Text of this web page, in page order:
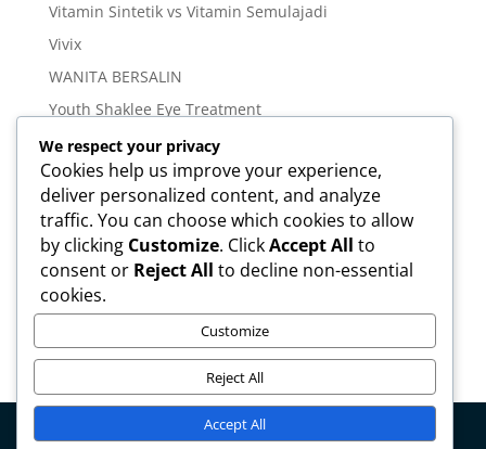
Vitamin Sintetik vs Vitamin Semulajadi
Vivix
WANITA BERSALIN
Youth Shaklee Eye Treatment
YOUTH SKIN CARE SERIES
Meta
Log in
Entries feed
Comments feed
We respect your privacy
Cookies help us improve your experience,
deliver personalized content, and analyze
traffic. You can choose which cookies to allow
by clicking Customize. ClickAccept All to
consent or Reject All to decline non-essential
cookies.
Customize
Reject All
Accept All